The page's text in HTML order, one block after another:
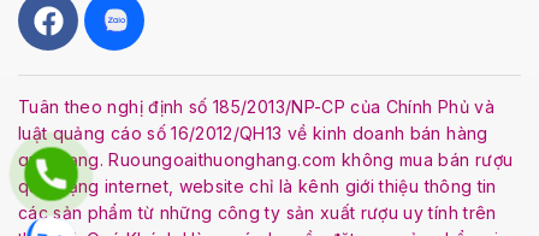
Tuân theo nghị định số 185/2013/NP-CP của Chính Phủ và
luật quảng cáo số 16/2012/QH13 về kinh doanh bán hàng
qua mạng. Ruoungoaithuonghang.com không mua bán rượu
qua mạng internet, website chỉ là kênh giới thiệu thông tin
các sản phẩm từ những công ty sản xuất rượu uy tính trên